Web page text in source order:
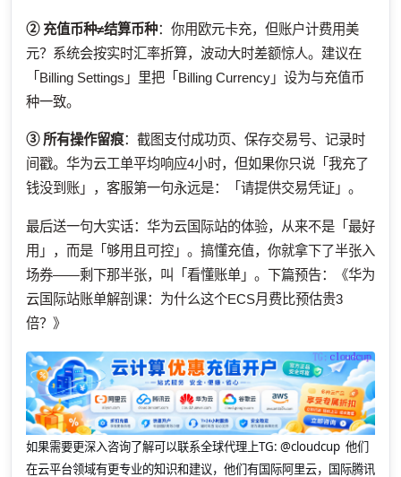
② 充值币种≠结算币种：你用欧元卡充，但账户计费用美
元？系统会按实时汇率折算，波动大时差额惊人。建议在
「Billing Settings」里把「Billing Currency」设为与充值币
种一致。
③ 所有操作留痕：截图支付成功页、保存交易号、记录时
间戳。华为云工单平均响应4小时，但如果你只说「我充了
钱没到账」，客服第一句永远是：「请提供交易凭证」。
最后送一句大实话：华为云国际站的体验，从来不是「最好
用」，而是「够用且可控」。搞懂充值，你就拿下了半张入
场券——剩下那半张，叫「看懂账单」。下篇预告：《华为
云国际站账单解剖课：为什么这个ECS月费比预估贵3
倍？》
如果需要更深入咨询了解可以联系全球代理上TG: @cloudcup 他们
在云平台领域有更专业的知识和建议，他们有国际阿里云，国际腾讯